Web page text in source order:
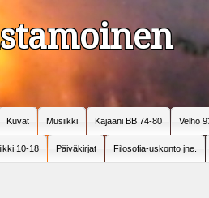
Kuvat Musiikki Kajaani BB 74-80 Velho
10-18 Päiväkirjat Filosofia-uskonto jne.